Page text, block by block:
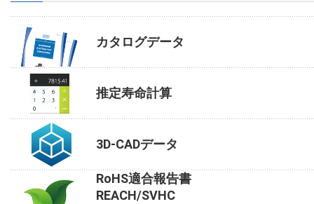
カタログデータ
推定寿命計算
3D-CADデータ
RoHS適合報告書
REACH/SVHC